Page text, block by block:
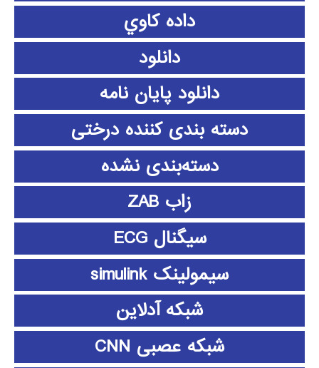
داده كاوي
دانلود
دانلود پايان نامه
دسته بندی کننده درختی
دسته‌بندی نشده
زاب ZAB
سیگنال ECG
سیمولینک simulink
شبکه آدلاین
شبکه عصبی CNN